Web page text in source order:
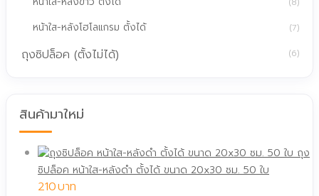
หน้าใส-หลังโฮโลแกรม ตั้งได้ (7)
ถุงซิปล็อค (ตั้งไม่ได้) (6)
สินค้ามาใหม่
ถุง
ซิปล็อค หน้าใส-หลังดำ ตั้งได้ ขนาด 20x30 ซม. 50 ใบ
210